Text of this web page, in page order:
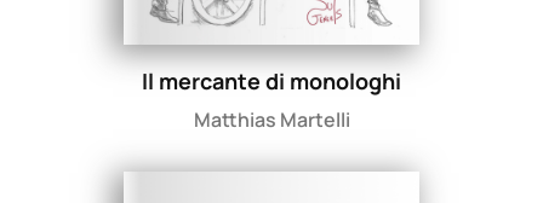
Il mercante di monologhi
Matthias Martelli